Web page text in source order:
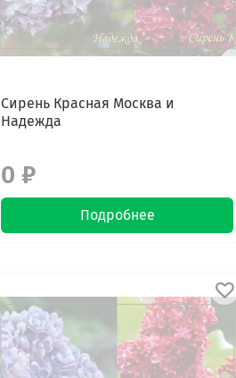
Сирень Красная Москва и
Надежда
0 ₽
Подробнее